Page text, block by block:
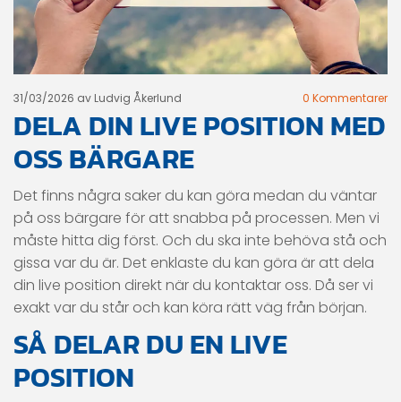
31/03/2026 av Ludvig Åkerlund 0 Kommentarer
DELA DIN LIVE POSITION MED
OSS BÄRGARE
Det finns några saker du kan göra medan du väntar
på oss bärgare för att snabba på processen. Men vi
måste hitta dig först. Och du ska inte behöva stå och
gissa var du är. Det enklaste du kan göra är att dela
din live position direkt när du kontaktar oss. Då ser vi
exakt var du står och kan köra rätt väg från början.
SÅ DELAR DU EN LIVE
POSITION